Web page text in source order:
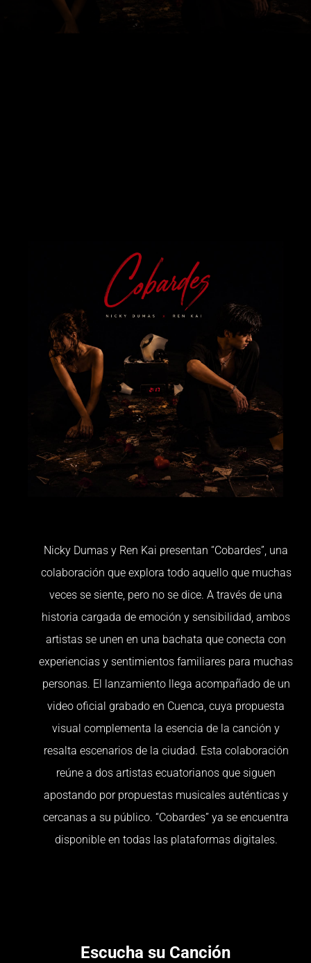
Nicky Dumas y Ren Kai presentan “Cobardes”, una
colaboración que explora todo aquello que muchas
veces se siente, pero no se dice. A través de una
historia cargada de emoción y sensibilidad, ambos
artistas se unen en una bachata que conecta con
experiencias y sentimientos familiares para muchas
personas. El lanzamiento llega acompañado de un
video oficial grabado en Cuenca, cuya propuesta
visual complementa la esencia de la canción y
resalta escenarios de la ciudad. Esta colaboración
reúne a dos artistas ecuatorianos que siguen
apostando por propuestas musicales auténticas y
cercanas a su público. “Cobardes” ya se encuentra
disponible en todas las plataformas digitales.
Escucha su Canción